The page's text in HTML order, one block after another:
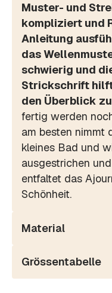
Muster- und
kompliziert und
Anleitung
das
schwierig und
Strickschrift
den Überblick
fertig werden
am besten nimmt
kleines Bad und
ausgestrichen
entfaltet das
Schönheit.
Material
Grössentabelle